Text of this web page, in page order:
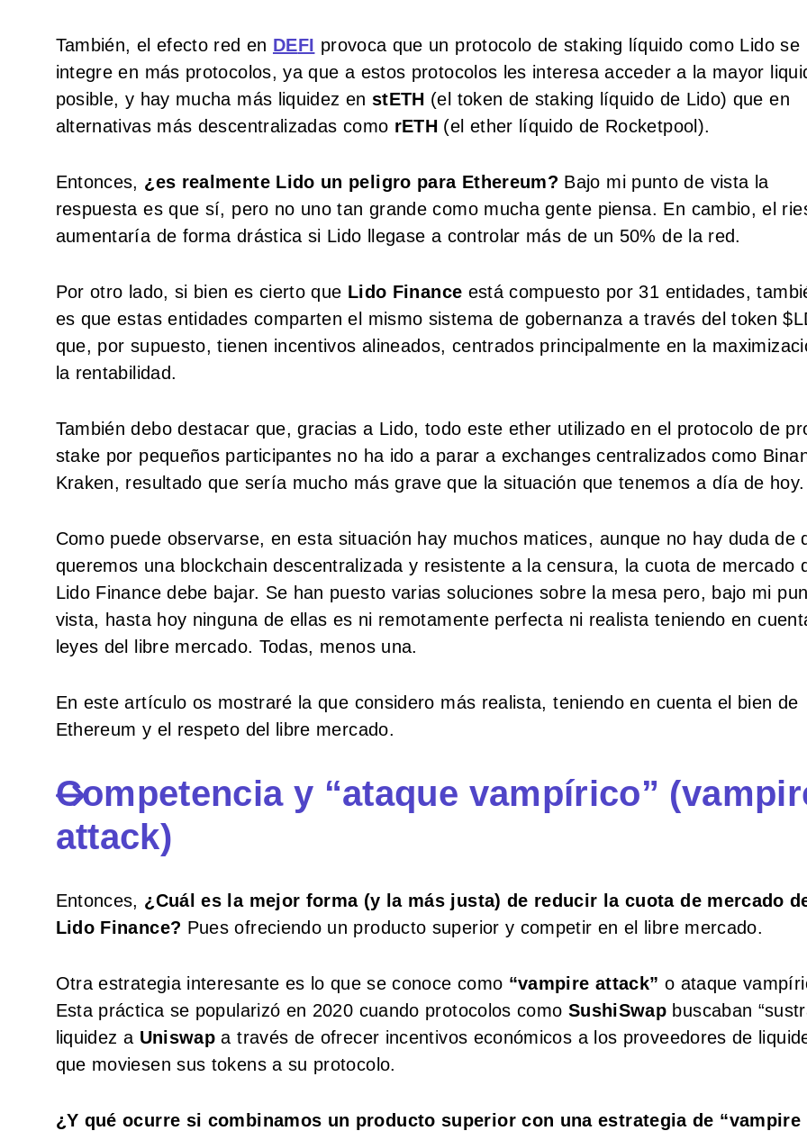
También, el efecto red en DEFI provoca que un protocolo de staking líquido como Lido se
integre en más protocolos, ya que a estos protocolos les interesa acceder a la mayor
posible, y hay mucha más liquidez en stETH (el token de staking líquido de Lido) que en
alternativas más descentralizadas como rETH (el ether líquido de Rocketpool).
Entonces, ¿es realmente Lido un peligro para Ethereum? Bajo mi punto de vista la
respuesta es que sí, pero no uno tan grande como mucha gente piensa. En cambio, el
aumentaría de forma drástica si Lido llegase a controlar más de un 50% de la red.
Por otro lado, si bien es cierto que Lido Finance está compuesto por 31 entidades,
es que estas entidades comparten el mismo sistema de gobernanza a través del token
que, por supuesto, tienen incentivos alineados, centrados principalmente en la
la rentabilidad.
También debo destacar que, gracias a Lido, todo este ether utilizado en el protocolo de
stake por pequeños participantes no ha ido a parar a exchanges centralizados como
Kraken, resultado que sería mucho más grave que la situación que tenemos a día de hoy.
Como puede observarse, en esta situación hay muchos matices, aunque no hay duda de
queremos una blockchain descentralizada y resistente a la censura, la cuota de mercado
Lido Finance debe bajar. Se han puesto varias soluciones sobre la mesa pero, bajo mi
vista, hasta hoy ninguna de ellas es ni remotamente perfecta ni realista teniendo en
leyes del libre mercado. Todas, menos una.
En este artículo os mostraré la que considero más realista, teniendo en cuenta el bien de
Ethereum y el respeto del libre mercado.
Competencia y “ataque vampírico”
attack)
Entonces, ¿Cuál es la mejor forma (y la más justa) de reducir la cuota de mercado
Lido Finance? Pues ofreciendo un producto superior y competir en el libre mercado.
Otra estrategia interesante es lo que se conoce como “vampire attack” o ataque
Esta práctica se popularizó en 2020 cuando protocolos como SushiSwap buscaban
liquidez a Uniswap a través de ofrecer incentivos económicos a los proveedores de
que moviesen sus tokens a su protocolo.
¿Y qué ocurre si combinamos un producto superior con una estrategia de “vampire